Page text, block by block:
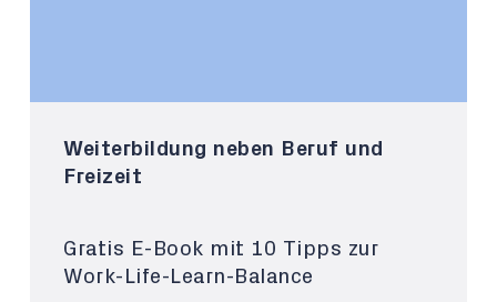
Weiterbildung neben Beruf und
Freizeit
Gratis E-Book mit 10 Tipps zur
Work-Life-Learn-Balance